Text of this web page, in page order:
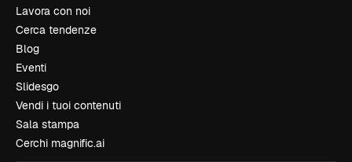
Lavora con noi
Cerca tendenze
Blog
Eventi
Slidesgo
Vendi i tuoi contenuti
Sala stampa
Cerchi magnific.ai